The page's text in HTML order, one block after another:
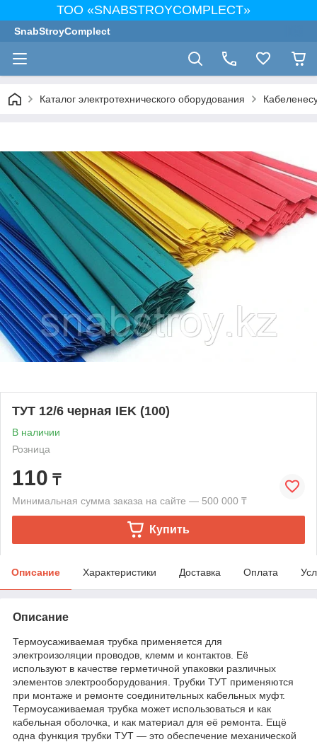
ТОО «SNABSTROYCOMPLECT»
SnabStroyComplect
Каталог электротехнического оборудования
ТУТ 12/6 черная IEK (100)
В наличии
Розница
110 ₸
Минимальная сумма заказа на сайте — 500 000 ₸
Купить
Описание Характеристики Доставка Оплата
Описание
Термоусаживаемая трубка применяется для
электроизоляции проводов, клемм и контактов. Её
используют в качестве герметичной упаковки различных
элементов электрооборудования. Трубки ТУТ применяются
при монтаже и ремонте соединительных кабельных муфт.
Термоусаживаемая трубка может использоваться и как
кабельная оболочка, и как материал для её ремонта. Ещё
одна функция трубки ТУТ — это обеспечение механической